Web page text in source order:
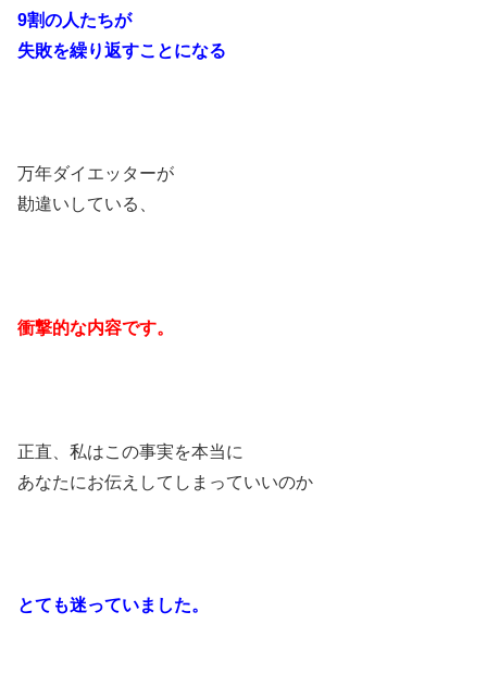
9割の人たちが
失敗を繰り返すことになる
万年ダイエッターが
勘違いしている、
衝撃的な内容です。
正直、私はこの事実を本当に
あなたにお伝えしてしまっていいのか
とても迷っていました。